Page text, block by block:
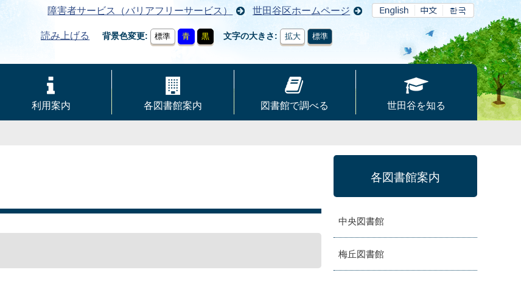
障害者サービス（バリアフリーサービス） 世田谷区ホームページ
読み上げる 背景色変更 標準 青 黒 文字の大きさ 拡大 標準
利用案内 各図書館案内 図書館で調べる 世田谷を知る
各図書館案内
中央図書館
梅丘図書館